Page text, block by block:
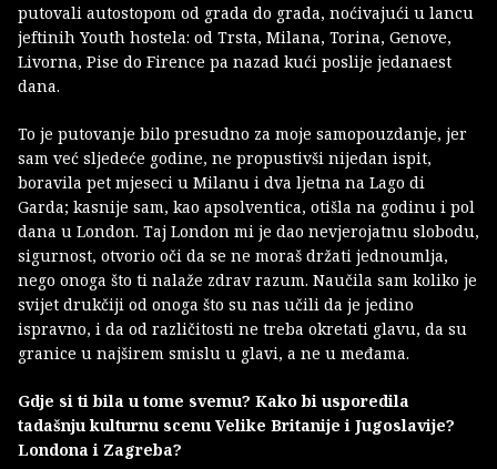
putovali autostopom od grada do grada, noćivajući u lancu
jeftinih Youth hostela: od Trsta, Milana, Torina, Genove,
Livorna, Pise do Firence pa nazad kući poslije jedanaest
dana.
To je putovanje bilo presudno za moje samopouzdanje, jer
sam već sljedeće godine, ne propustivši nijedan ispit,
boravila pet mjeseci u Milanu i dva ljetna na Lago di
Garda; kasnije sam, kao apsolventica, otišla na godinu i pol
dana u London. Taj London mi je dao nevjerojatnu slobodu,
sigurnost, otvorio oči da se ne moraš držati jednoumlja,
nego onoga što ti nalaže zdrav razum. Naučila sam koliko je
svijet drukčiji od onoga što su nas učili da je jedino
ispravno, i da od različitosti ne treba okretati glavu, da su
granice u najširem smislu u glavi, a ne u međama.
Gdje si ti bila u tome svemu? Kako bi usporedila
tadašnju kulturnu scenu Velike Britanije i Jugoslavije?
Londona i Zagreba?